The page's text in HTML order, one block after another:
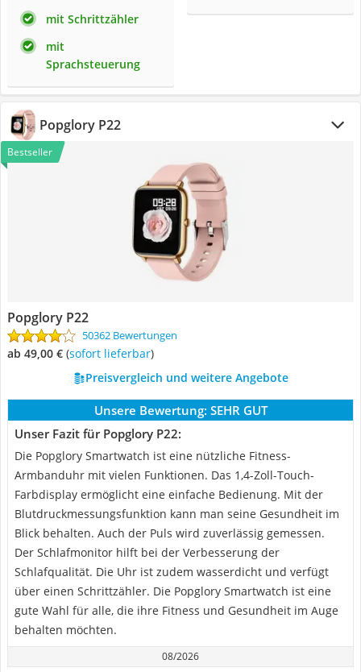
mit Schrittzähler
mit
Sprachsteuerung
Popglory P22
Bestseller
Popglory P22
50362 Bewertungen
ab 49,00 € ( Sofort lieferbar)
Preisvergleich und weitere Angebote
Unsere Bewertung: SEHR GUT
Unser Fazit für Popglory P22:
Die Popglory Smartwatch ist eine nützliche Fitness-
Armbanduhr mit vielen Funktionen. Das 1,4-Zoll-Touch-
Farbdisplay ermöglicht eine einfache Bedienung. Mit der
Blutdruckmessungsfunktion kann man seine Gesundheit im
Blick behalten. Auch der Puls wird zuverlässig gemessen.
Der Schlafmonitor hilft bei der Verbesserung der
Schlafqualität. Die Uhr ist zudem wasserdicht und verfügt
über einen Schrittzähler. Die Popglory Smartwatch ist eine
gute Wahl für alle, die ihre Fitness und Gesundheit im Auge
behalten möchten.
08/2026